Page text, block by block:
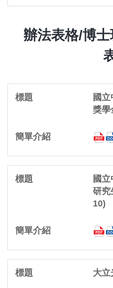
辦法表格/博
國
獎學
國
研究
10)
大立